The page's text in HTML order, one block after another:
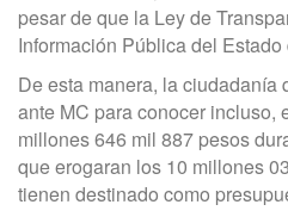
pesar de que la Ley de
Información Pública del
De esta manera, la ciudadanía
ante MC para conocer incluso,
millones 646 mil 887 pesos
que erogaran los 10 millones
tienen destinado como